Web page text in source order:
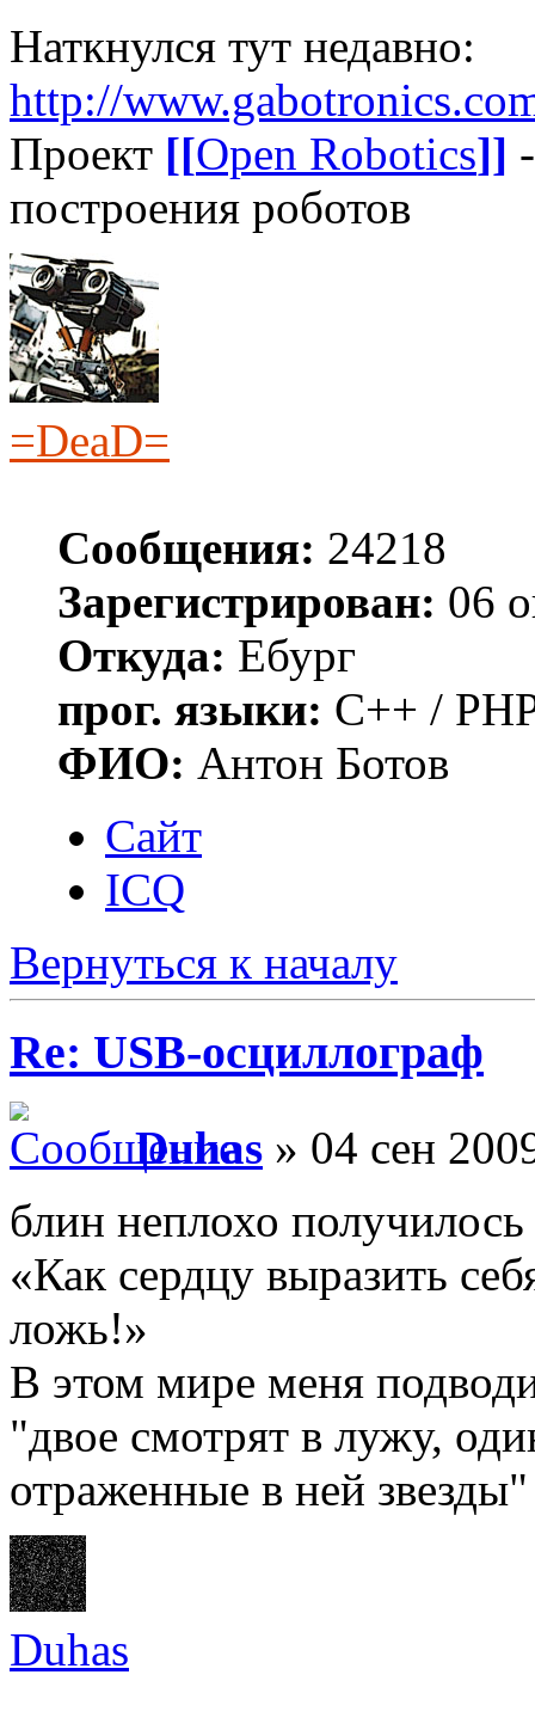
Наткнулся тут недавно:
http://
Проект [[Open Robotics]]
построения роботов
=DeaD=
Сообщения: 24218
Зарегистрирован: 06
Откуда: Ебург
прог. языки: C++ /
ФИО: Антон Ботов
Сайт
ICQ
Вернуться к началу
Re: USB-осциллограф
Duhas » 04 сен
блин неплохо
«Как сердцу выразить
ложь!»
В этом мире меня
"двое смотрят в лужу,
отраженные в ней звезды"
Duhas